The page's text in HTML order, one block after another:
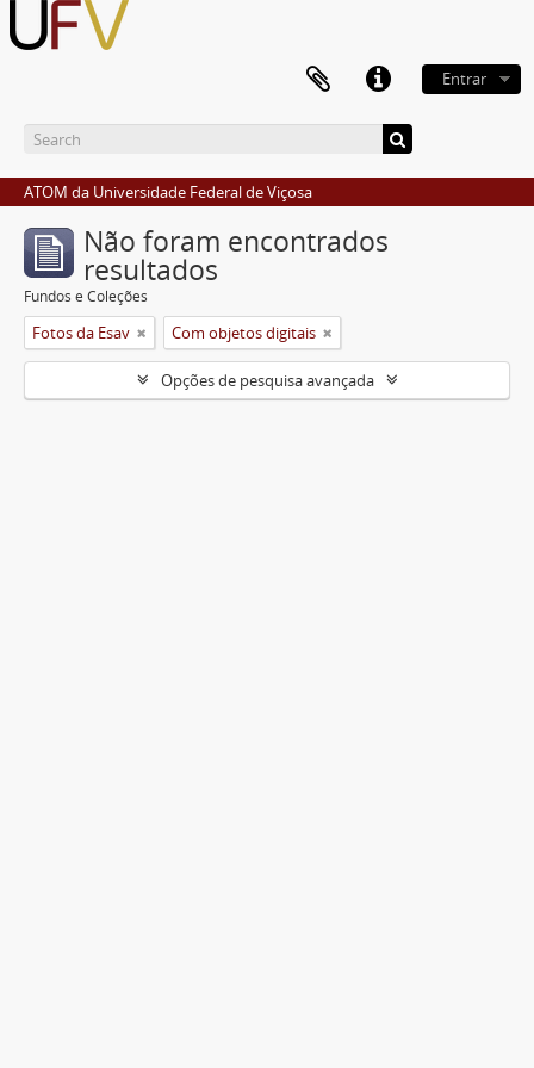
Entrar
ATOM da Universidade Federal de Viçosa
Não foram encontrados
resultados
Fundos e Coleções
Fotos da Esav Com objetos digitais
Opções de pesquisa avançada